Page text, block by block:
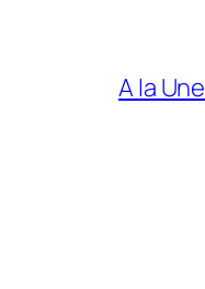
A la Une